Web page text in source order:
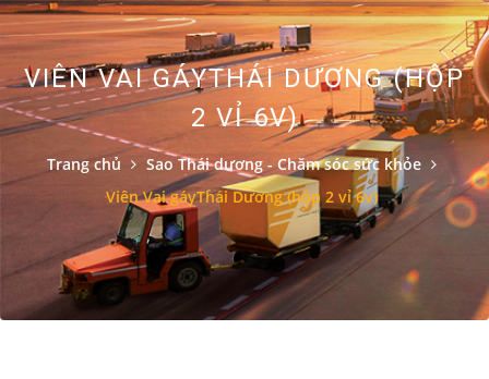
VIÊN VAI GÁYTHÁI DƯƠNG (HỘP
2 VỈ 6V)
Trang chủ
Sao Thái dương - Chăm sóc sức khỏe
Viên Vai gáyThái Dương (hộp 2 vỉ 6v)